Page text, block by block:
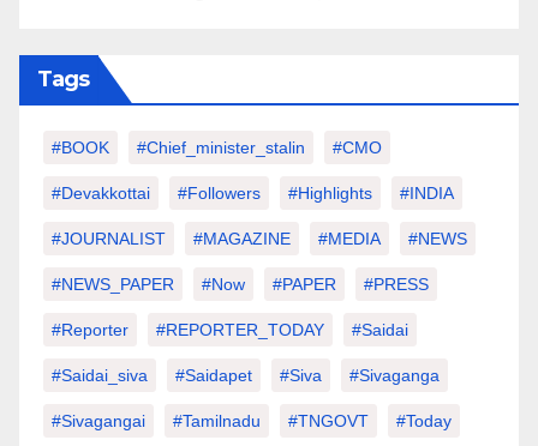
Tags
#BOOK #chief_minister_stalin #CMO
#devakkottai #followers #highlights #INDIA
#JOURNALIST #MAGAZINE #MEDIA #NEWS
#NEWS_PAPER #Now #PAPER #PRESS
#Reporter #REPORTER_TODAY #saidai
#saidai_siva #saidapet #Siva #Sivaganga
#sivagangai #tamilnadu #TNGOVT #today